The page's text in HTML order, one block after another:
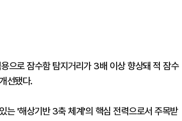
로 잠수함 탐지거리가 3배 이상 향상돼 적 잠수
선됐다.
는 '해상기반 3축 체계'의 핵심 전력으로서 주목받